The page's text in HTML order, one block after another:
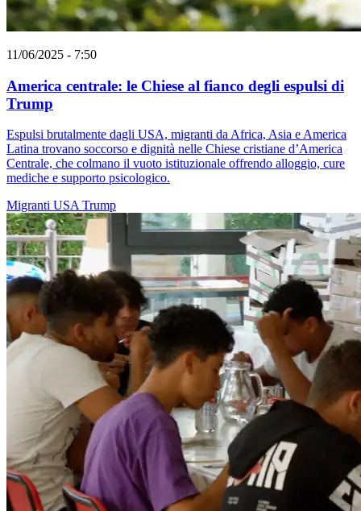
11/06/2025 - 7:50
America centrale: le Chiese al fianco degli espulsi di
Trump
Espulsi brutalmente dagli USA, migranti da Africa, Asia e America
Latina trovano soccorso e dignità nelle Chiese cristiane d’America
Centrale, che colmano il vuoto istituzionale offrendo alloggio, cure
mediche e supporto psicologico.
Migranti USATrump